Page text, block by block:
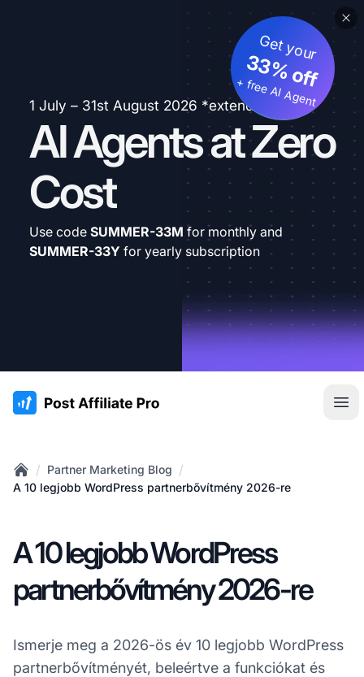
1 July – 31st August 2026 *extended
AI Agents at Zero
Cost
Get your
33% off
+ free AI Agent
Use code SUMMER-33M for monthly and
SUMMER-33Y for yearly subscription
:site.title
Home
/ Partner Marketing Blog /
A 10 legjobb WordPress partnerbővítmény 2026-re
A 10 legjobb WordPress
partnerbővítmény 2026-re
Ismerje meg a 2026-ös év 10 legjobb WordPress
partnerbővítményét, beleértve a funkciókat és